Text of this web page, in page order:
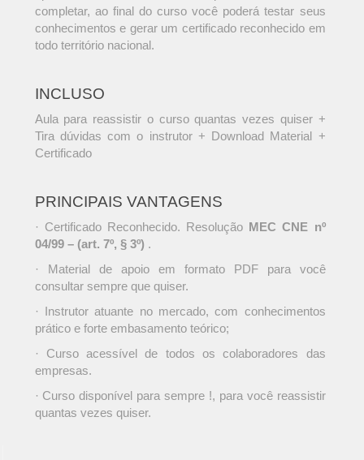
completar, ao final do curso você poderá testar seus
conhecimentos e gerar um certificado reconhecido em
todo território nacional.
INCLUSO
Aula para reassistir o curso quantas vezes quiser +
Tira dúvidas com o instrutor + Download Material +
Certificado
PRINCIPAIS VANTAGENS
· Certificado Reconhecido. Resolução MEC CNE nº
04/99 – (art. 7º, § 3º) .
· Material de apoio em formato PDF para você
consultar sempre que quiser.
· Instrutor atuante no mercado, com conhecimentos
prático e forte embasamento teórico;
· Curso acessível de todos os colaboradores das
empresas.
· Curso disponível para sempre !, para você reassistir
quantas vezes quiser.